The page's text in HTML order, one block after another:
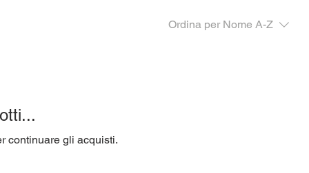
Ordina per Nome A-Z
continuare gli acquisti.